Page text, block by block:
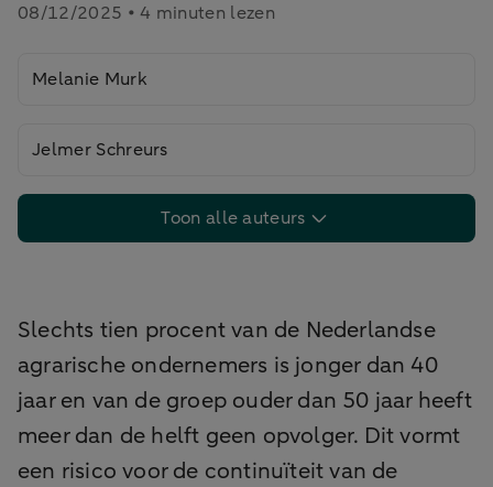
08/12/2025 • 4 minuten lezen
Melanie Murk
Jelmer Schreurs
Toon alle auteurs
Slechts tien procent van de Nederlandse
agrarische ondernemers is jonger dan 40
jaar en van de groep ouder dan 50 jaar heeft
meer dan de helft geen opvolger. Dit vormt
een risico voor de continuïteit van de